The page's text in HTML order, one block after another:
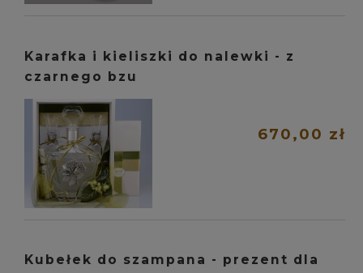
Karafka i kieliszki do nalewki - z
czarnego bzu
670,00 zł
Kubełek do szampana - prezent dla